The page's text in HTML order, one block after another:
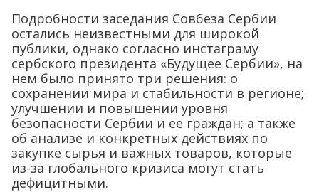
Подробности заседания Совбеза Сербии
остались неизвестными для широкой
публики, однако согласно инстаграму
сербского президента «Будущее Сербии», на
нем было принято три решения: о
сохранении мира и стабильности в регионе;
улучшении и повышении уровня
безопасности Сербии и ее граждан; а также
об анализе и конкретных действиях по
закупке сырья и важных товаров, которые
из-за глобального кризиса могут стать
дефицитными.